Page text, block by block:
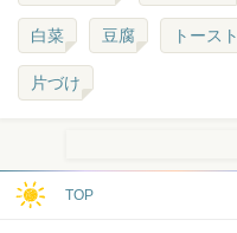
白菜 豆腐 トースト
片づけ
TOP